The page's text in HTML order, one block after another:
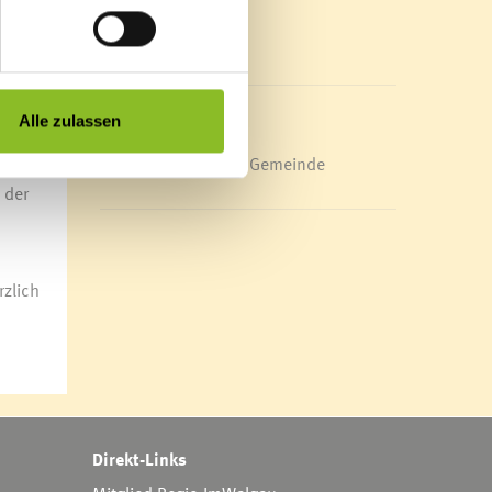
Alle zulassen
Mediathek
News Archiv
Energieeffiziente Gemeinde
Direkt-Links